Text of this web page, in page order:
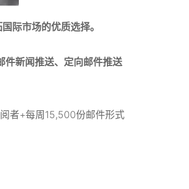
际市场的优质选择。
件新闻推送、定向邮件推送
者+每周15,500份邮件形式